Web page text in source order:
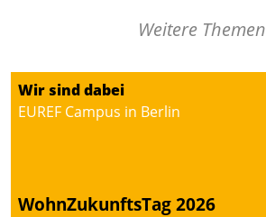
Weitere Themen
Wir sind dabei
EUREF Campus in Berlin
WohnZukunftsTag 2026